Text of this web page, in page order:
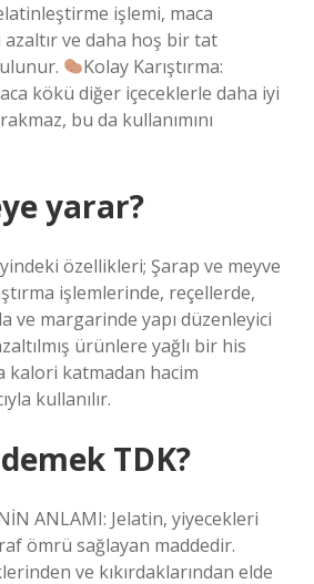
işlemi, maca
azaltır ve daha hoş bir tat
Kolay Karıştırma:
kökü diğer içeceklerle daha iyi
bu da kullanımını
yarar?
özellikleri; Şarap ve meyve
işlemlerinde, reçellerde,
ve margarinde yapı düzenleyici
ürünlere yağlı bir his
kalori katmadan hacim
kullanılır.
TDK?
ANLAMI: Jelatin, yiyecekleri
ömrü sağlayan maddedir.
ve kıkırdaklarından elde